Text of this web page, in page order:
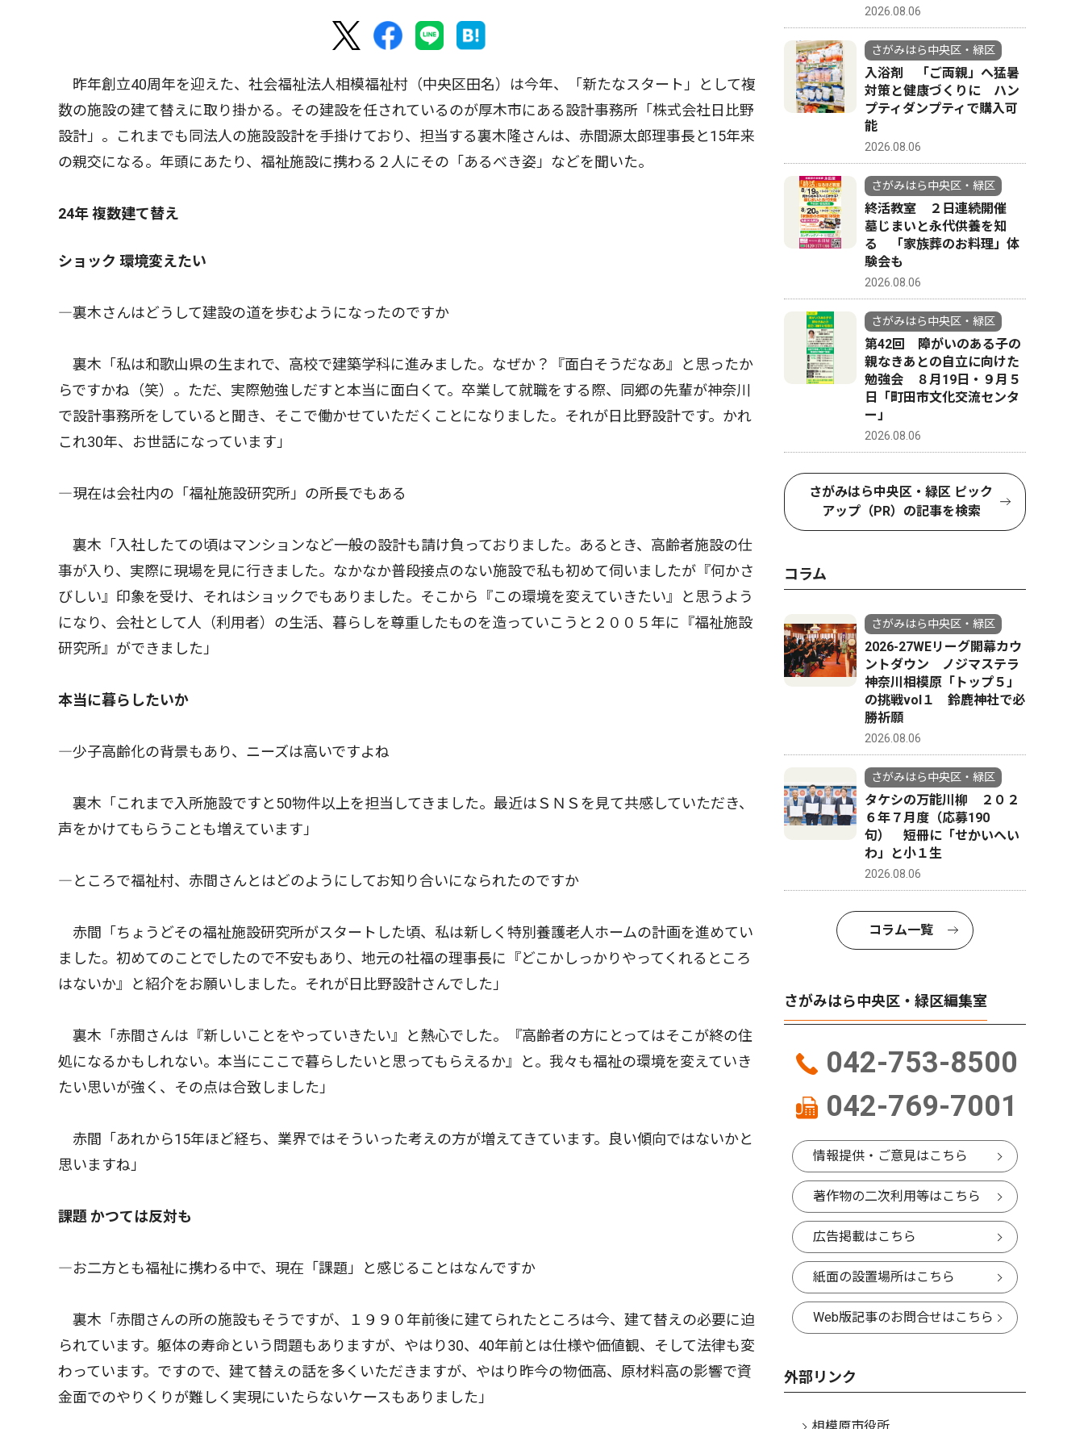
昨年創立40周年を迎えた、社会福祉法人相模福祉村（中央区田名）は今年、「新たなスタート」として複
数の施設の建て替えに取り掛かる。その建設を任されているのが厚木市にある設計事務所「株式会社日比野
設計」。これまでも同法人の施設設計を手掛けており、担当する裏木隆さんは、赤間源太郎理事長と15年来
の親交になる。年頭にあたり、福祉施設に携わる２人にその「あるべき姿」などを聞いた。
24年 複数建て替え
ショック 環境変えたい
―裏木さんはどうして建設の道を歩むようになったのですか
裏木「私は和歌山県の生まれで、高校で建築学科に進みました。なぜか？『面白そうだなあ』と思ったか
らですかね（笑）。ただ、実際勉強しだすと本当に面白くて。卒業して就職をする際、同郷の先輩が神奈川
で設計事務所をしていると聞き、そこで働かせていただくことになりました。それが日比野設計です。かれ
これ30年、お世話になっています」
―現在は会社内の「福祉施設研究所」の所長でもある
裏木「入社したての頃はマンションなど一般の設計も請け負っておりました。あるとき、高齢者施設の仕
事が入り、実際に現場を見に行きました。なかなか普段接点のない施設で私も初めて伺いましたが『何かさ
びしい』印象を受け、それはショックでもありました。そこから『この環境を変えていきたい』と思うよう
になり、会社として人（利用者）の生活、暮らしを尊重したものを造っていこうと２００５年に『福祉施設
研究所』ができました」
本当に暮らしたいか
―少子高齢化の背景もあり、ニーズは高いですよね
裏木「これまで入所施設ですと50物件以上を担当してきました。最近はＳＮＳを見て共感していただき、
声をかけてもらうことも増えています」
―ところで福祉村、赤間さんとはどのようにしてお知り合いになられたのですか
赤間「ちょうどその福祉施設研究所がスタートした頃、私は新しく特別養護老人ホームの計画を進めてい
ました。初めてのことでしたので不安もあり、地元の社福の理事長に『どこかしっかりやってくれるところ
はないか』と紹介をお願いしました。それが日比野設計さんでした」
裏木「赤間さんは『新しいことをやっていきたい』と熱心でした。『高齢者の方にとってはそこが終の住
処になるかもしれない。本当にここで暮らしたいと思ってもらえるか』と。我々も福祉の環境を変えていき
たい思いが強く、その点は合致しました」
赤間「あれから15年ほど経ち、業界ではそういった考えの方が増えてきています。良い傾向ではないかと
思いますね」
課題 かつては反対も
―お二方とも福祉に携わる中で、現在「課題」と感じることはなんですか
裏木「赤間さんの所の施設もそうですが、１９９０年前後に建てられたところは今、建て替えの必要に迫
られています。躯体の寿命という問題もありますが、やはり30、40年前とは仕様や価値観、そして法律も変
わっています。ですので、建て替えの話を多くいただきますが、やはり昨今の物価高、原材料高の影響で資
金面でのやりくりが難しく実現にいたらないケースもありました」
2026.08.06
さがみはら中央区・緑区
入浴剤 「ご両親」へ猛暑
対策と健康づくりに ハン
プティダンプティで購入可
能
2026.08.06
さがみはら中央区・緑区
終活教室 ２日連続開催
墓じまいと永代供養を知
る 「家族葬のお料理」体
験会も
2026.08.06
さがみはら中央区・緑区
第42回 障がいのある子の
親なきあとの自立に向けた
勉強会 ８月19日・９月５
日「町田市文化交流センタ
ー」
2026.08.06
さがみはら中央区・緑区 ピック
アップ（PR）の記事を検索
コラム
さがみはら中央区・緑区
2026-27WEリーグ開幕カウ
ントダウン ノジマステラ
神奈川相模原「トップ５」
の挑戦vol１ 鈴鹿神社で必
勝祈願
2026.08.06
さがみはら中央区・緑区
タケシの万能川柳 ２０２
６年７月度（応募190
句） 短冊に「せかいへい
わ」と小１生
2026.08.06
コラム一覧
さがみはら中央区・緑区編集室
042-753-8500
042-769-7001
情報提供・ご意見はこちら
著作物の二次利用等はこちら
広告掲載はこちら
紙面の設置場所はこちら
Web版記事のお問合せはこちら
外部リンク